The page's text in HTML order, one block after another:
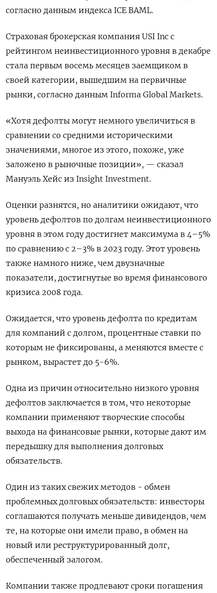
согласно данным индекса ICE BAML.
Страховая брокерская компания USI Inc с
рейтингом неинвестиционного уровня в декабре
стала первым восемь месяцев заемщиком в
своей категории, вышедшим на первичные
рынки, согласно данным Informa Global Markets.
«Хотя дефолты могут немного увеличиться в
сравнении со средними историческими
значениями, многое из этого, похоже, уже
заложено в рыночные позиции», — сказал
Мануэль Хейс из Insight Investment.
Оценки разнятся, но аналитики ожидают, что
уровень дефолтов по долгам неинвестиционного
уровня в этом году достигнет максимума в 4–5%
по сравнению с 2–3% в 2023 году. Этот уровень
также намного ниже, чем двузначные
показатели, достигнутые во время финансового
кризиса 2008 года.
Ожидается, что уровень дефолта по кредитам
для компаний с долгом, процентные ставки по
которым не фиксированы, а меняются вместе с
рынком, вырастет до 5-6%.
Одна из причин относительно низкого уровня
дефолтов заключается в том, что некоторые
компании применяют творческие способы
выхода на финансовые рынки, которые дают им
передышку для выполнения долговых
обязательств.
Один из таких свежих методов - обмен
проблемных долговых обязательств: инвесторы
соглашаются получать меньше дивидендов, чем
те, на которые они имели право, в обмен на
новый или реструктурированный долг,
обеспеченный залогом.
Компании также продлевают сроки погашения